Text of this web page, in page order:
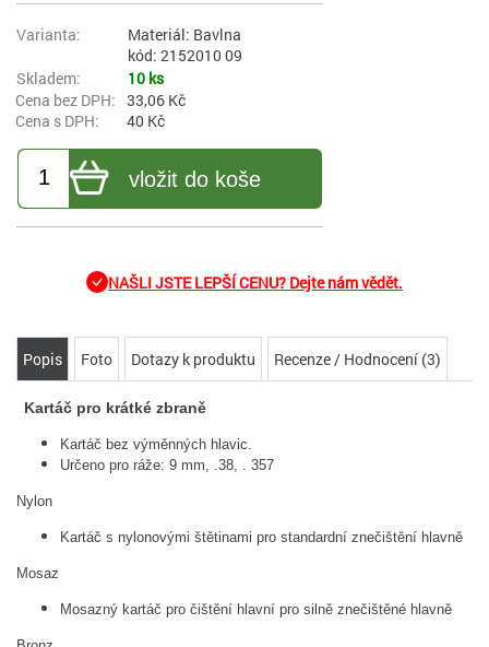
Materiál: Bavlna
kód: 2152010 09
10 ks
33,06 Kč
40 Kč
vložit do koše
NAŠLI JSTE LEPŠÍ CENU? Dejte nám vědět.
Popis Foto Dotazy k produktu Recenze / Hodnocení (3)
Kartáč pro krátké zbraně
Kartáč bez výměnných hlavic.
Určeno pro ráže: 9 mm, .38, . 357
Nylon
Kartáč s nylonovými štětinami pro standardní znečištění hlavně
Mosaz
Mosazný kartáč pro čištění hlavní pro silně znečištěné hlavně